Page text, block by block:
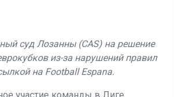
суд Лозанны (CAS) на решение
из-за нарушений правил
на Football Espana.